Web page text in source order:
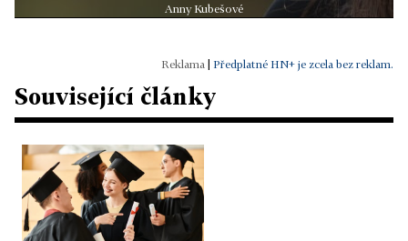
Anny Kubešové
Předplatné HN+ je zcela bez reklam.
Související články